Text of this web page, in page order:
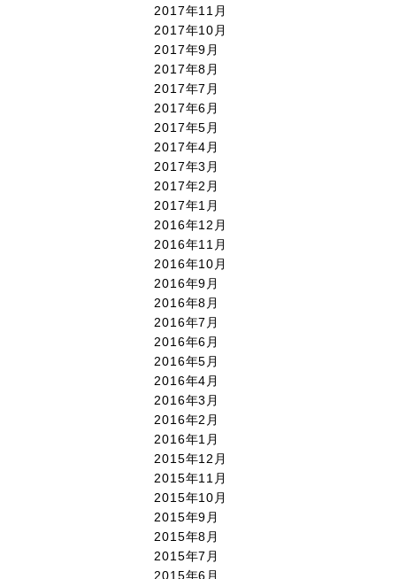
2017年11月
2017年10月
2017年9月
2017年8月
2017年7月
2017年6月
2017年5月
2017年4月
2017年3月
2017年2月
2017年1月
2016年12月
2016年11月
2016年10月
2016年9月
2016年8月
2016年7月
2016年6月
2016年5月
2016年4月
2016年3月
2016年2月
2016年1月
2015年12月
2015年11月
2015年10月
2015年9月
2015年8月
2015年7月
2015年6月